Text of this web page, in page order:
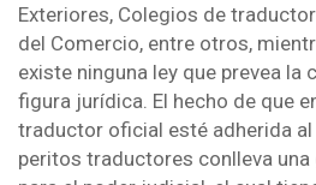
Exteriores, Colegios de
del Comercio, entre otros,
existe ninguna ley que prevea la
figura jurídica. El hecho de que
traductor oficial esté adherida
peritos traductores conlleva